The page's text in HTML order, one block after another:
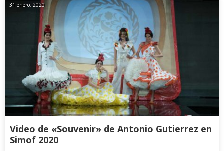
31 enero, 2020
Video de «Souvenir» de Antonio Gutierrez en
Simof 2020